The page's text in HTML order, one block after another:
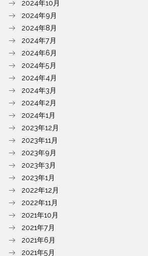
2024年10月
2024年9月
2024年8月
2024年7月
2024年6月
2024年5月
2024年4月
2024年3月
2024年2月
2024年1月
2023年12月
2023年11月
2023年9月
2023年3月
2023年1月
2022年12月
2022年11月
2021年10月
2021年7月
2021年6月
2021年5月